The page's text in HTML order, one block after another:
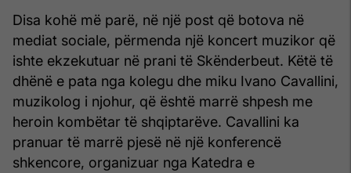
Disa kohë më parë, në një post që botova në
mediat sociale, përmenda një koncert muzikor që
ishte ekzekutuar në prani të Skënderbeut. Këtë të
dhënë e pata nga kolegu dhe miku Ivano Cavallini,
muzikolog i njohur, që është marrë shpesh me
heroin kombëtar të shqiptarëve. Cavallini ka
pranuar të marrë pjesë në një konferencë
shkencore, organizuar nga Katedra e